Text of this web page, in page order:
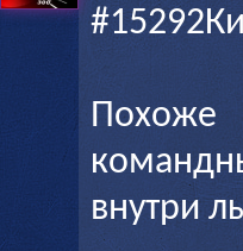
Похоже
внутри